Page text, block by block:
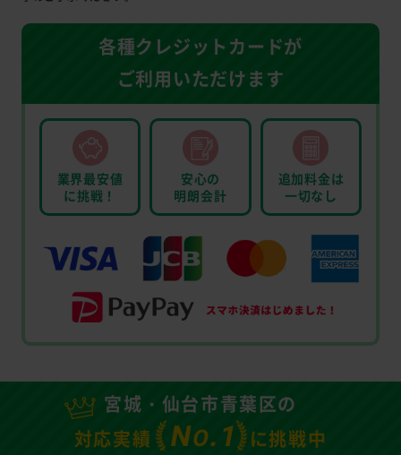
各種クレジットカードが
ご利用いただけます
業界最安値
に挑戦！
安心の
明朗会計
追加料金は
一切なし
宮城・仙台市青葉区の
対応実績
NO.1 に挑戦中